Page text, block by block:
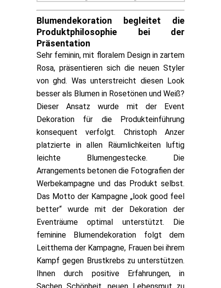
Blumendekoration begleitet die
Produktphilosophie bei der
Präsentation
Sehr feminin, mit floralem Design in zartem
Rosa, präsentieren sich die neuen Styler
von ghd. Was unterstreicht diesen Look
besser als Blumen in Rosetönen und Weiß?
Dieser Ansatz wurde mit der Event
Dekoration für die Produkteinführung
konsequent verfolgt. Christoph Anzer
platzierte in allen Räumlichkeiten luftig
leichte Blumengestecke. Die
Arrangements betonen die Fotografien der
Werbekampagne und das Produkt selbst.
Das Motto der Kampagne „look good feel
better“ wurde mit der Dekoration der
Eventräume optimal unterstützt. Die
feminine Blumendekoration folgt dem
Leitthema der Kampagne, Frauen bei ihrem
Kampf gegen Brustkrebs zu unterstützen.
Ihnen durch positive Erfahrungen, in
Sachen Schönheit, neuen Lebensmut zu